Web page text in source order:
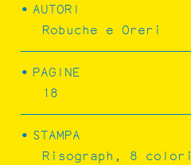
AUTORI
Robuche e Oreri
PAGINE
18
STAMPA
Risograph, 8 colori